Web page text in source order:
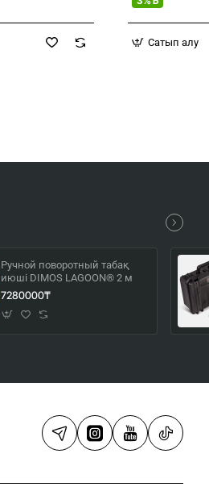
Сатып алу
Ручной поворотный табақ
июші DIMOS LAGOON® 2 м
7280000₸